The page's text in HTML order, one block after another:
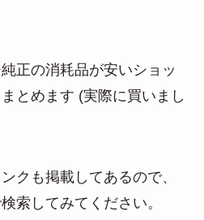
正の消耗品が安いショッ
とめます (実際に買いまし
クも掲載してあるので、
索してみてください。